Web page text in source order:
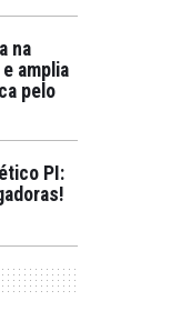
na
amplia
pelo
PI: